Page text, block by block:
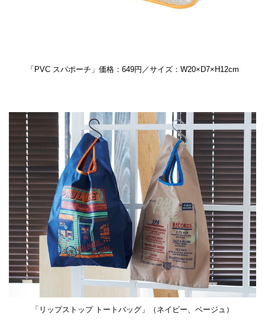
「PVC スパポーチ」価格：649円／サイズ：W20×D7×H12cm
「リップストップ トートバッグ」（ネイビー、ベージュ）